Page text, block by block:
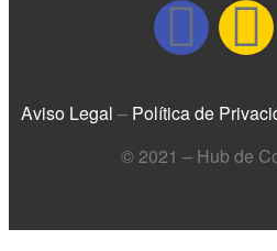
Aviso Legal – Política de
© 2021 – Hub de